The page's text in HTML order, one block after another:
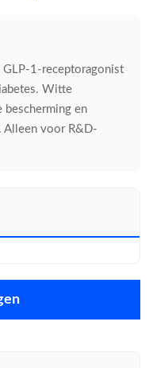
1-receptoragonist
Witte
bescherming en
Alleen voor R&D-